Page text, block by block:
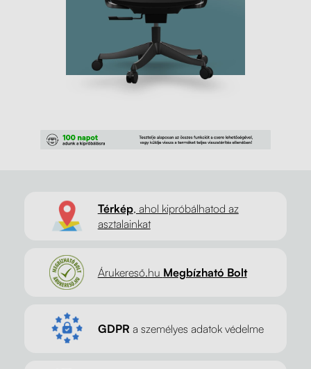
Térkép, ahol kipróbálhatod az
asztalainkat
Árukereső.hu Megbízható Bolt
GDPR a személyes adatok védelme